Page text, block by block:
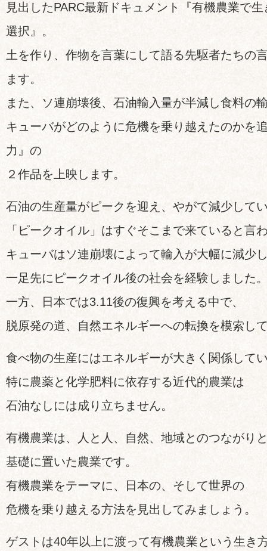
見出したPARC最新ドキュメント『有機農業で
選択』。
土を作り、作物を言葉にして語る先駆者たちの
ます。
また、ソ連崩壊後、石油輸入量が半減し食料の
キューバがどのように危機を乗り越えたのかを
力』の
２作品を上映します。
石油の生産量がピークを迎え、やがて減少して
「ピークオイル」はすぐそこまで来ていると言
キューバはソ連崩壊によって輸入が大幅に減少
一足先にピークオイル後の社会を経験しました
一方、日本では3.11後の復興を考える中で、
脱原発の道、自然エネルギーへの転換を模索し
食べ物の生産にはエネルギーが大きく関係して
特に農薬と化学肥料に依存する近代的農業は
石油なしには成り立ちません。
有機農業は、人と人、自然、地域とのつながり
基礎に置いた農業です。
有機農業をテーマに、日本の、そして世界の
危機を乗り越える方法を見出してみましょう。
ゲストは40年以上に渡って有機農業という生き